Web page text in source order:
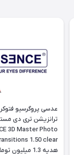
عدسی پروگرسیو
ترانزیشن تری دی
3D Master Photo
هدیه 1.3 میلیون تومانی)